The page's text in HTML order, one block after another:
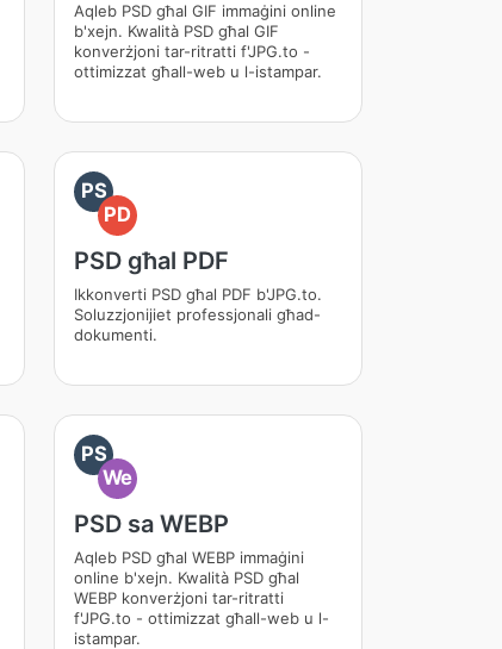
Aqleb PSD għal GIF immaġini online
b'xejn. Kwalità PSD għal GIF
konverżjoni tar-ritratti f'JPG.to -
ottimizzat għall-web u l-istampar.
PS
PD
PSD għal PDF
Ikkonverti PSD għal PDF b'JPG.to.
Soluzzjonijiet professjonali għad-
dokumenti.
PS
We
PSD sa WEBP
Aqleb PSD għal WEBP immaġini
online b'xejn. Kwalità PSD għal
WEBP konverżjoni tar-ritratti
f'JPG.to - ottimizzat għall-web u l-
istampar.